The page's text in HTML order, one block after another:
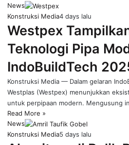
News
Konstruksi Media4 days lalu
Westpex
Teknologi Pipa
IndoBuildTech
Konstruksi Media — Dalam gelaran
Westplas (Westpex) menunjukkan
untuk perpipaan modern. Mengusung
Read More »
News
Konstruksi Media5 days lalu